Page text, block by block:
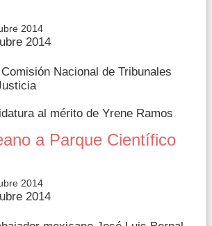
2014
2014
Nacional de Tribunales
al mérito de Yrene Ramos
a Parque Científico
2014
2014